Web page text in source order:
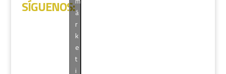
SÍGUENOS:á
r
k
e
t
i